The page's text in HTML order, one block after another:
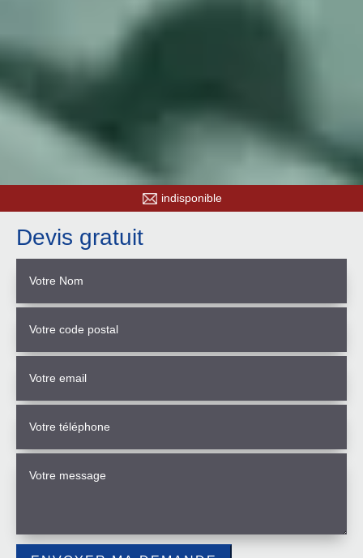
indisponible
Devis gratuit